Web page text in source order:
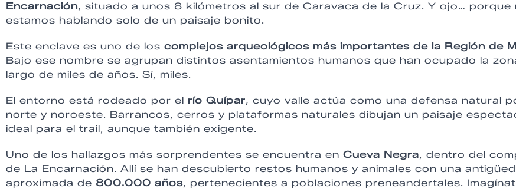
Encarnación, situado a unos 8 kilómetros al sur de Caravaca de la Cruz. Y ojo… porque
estamos hablando solo de un paisaje bonito.
Este enclave es uno de los complejos arqueológicos más importantes de la Región de
Bajo ese nombre se agrupan distintos asentamientos humanos que han ocupado la
largo de miles de años. Sí, miles.
El entorno está rodeado por el río Quípar, cuyo valle actúa como una defensa natural
norte y noroeste. Barrancos, cerros y plataformas naturales dibujan un paisaje
ideal para el trail, aunque también exigente.
Uno de los hallazgos más sorprendentes se encuentra en Cueva Negra, dentro del
de La Encarnación. Allí se han descubierto restos humanos y animales con una
aproximada de 800.000 años, pertenecientes a poblaciones preneandertales.